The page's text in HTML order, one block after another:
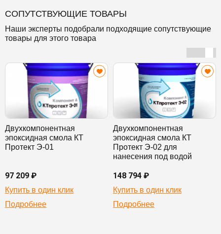
СОПУТСТВУЮЩИЕ ТОВАРЫ
Наши эксперты подобрали подходящие сопутствующие
товары для этого товара
Двухкомпонентная
эпоксидная смола КТ
Протект Э-01
97 209 ₽
Купить в один клик
Подробнее
Двухкомпонентная
эпоксидная смола КТ
Протект Э-02 для
нанесения под водой
148 794 ₽
Купить в один клик
Подробнее